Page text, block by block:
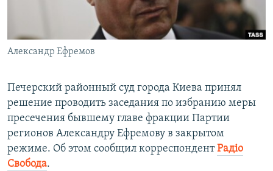
ПОБЕДИТЕЛЕЙ НЕ СУДЯТ?
КРЫМ.НЕПОКОРЕННЫЙ
ELIFBE
Все сайты RFE/RL
Александр Ефремов
Печерский районный суд города Киева принял
решение проводить заседания по избранию меры
пресечения бывшему главе фракции Партии
регионов Александру Ефремову в закрытом
режиме. Об этом сообщил корреспондентРадіо
Свобода.